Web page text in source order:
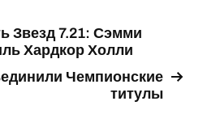
Звезд 7.21: Сэмми
Хардкор Холли
Чемпионские
титулы